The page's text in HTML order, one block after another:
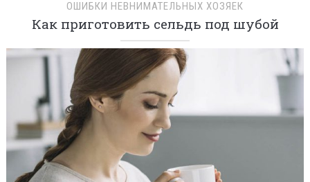
ОШИБКИ НЕВНИМАТЕЛЬНЫХ ХОЗЯЕК
Как приготовить сельдь под шубой